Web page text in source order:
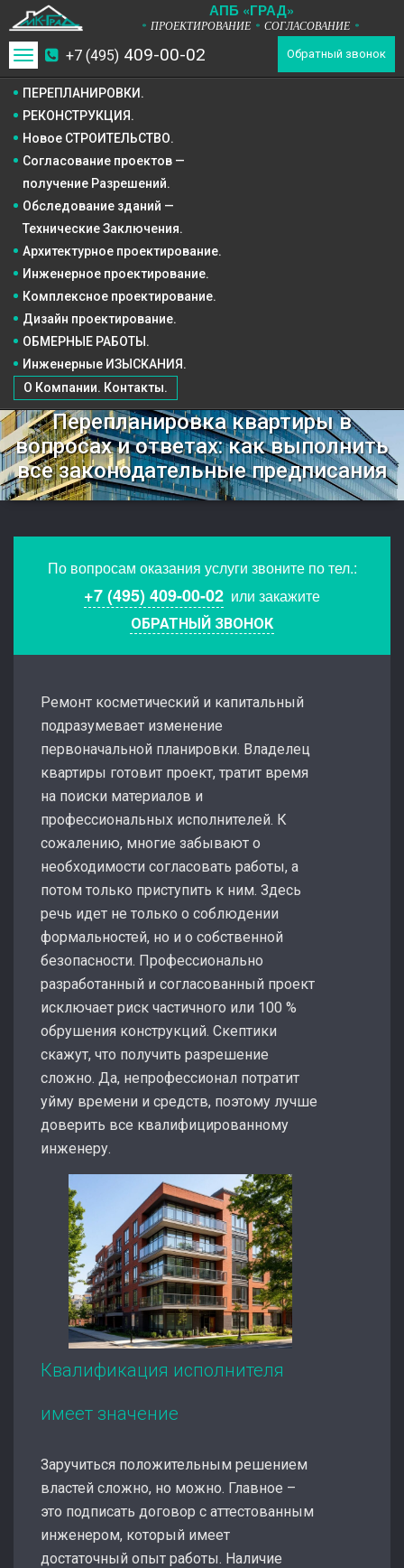
АПБ «ГРАД»
* ПРОЕКТИРОВАНИЕ * СОГЛАСОВАНИЕ *
+7 (495) 409-00-02 Обратный звонок
Toggle
navigation
ПЕРЕПЛАНИРОВКИ.
РЕКОНСТРУКЦИЯ.
Новое СТРОИТЕЛЬСТВО.
ОБМЕРНЫЕ РАБОТЫ.
Инженерные ИЗЫСКАНИЯ.
О Компании. Контакты.
Согласование проектов —
получение Разрешений.
Обследование зданий —
Технические Заключения.
Архитектурное проектирование.
Инженерное проектирование.
Комплексное проектирование.
Дизайн проектирование.
Перепланировка квартиры в
вопросах и ответах: как выполнить
все законодательные предписания
По вопросам оказания услуги звоните по тел.:
+7 (495) 409-00-02 или закажите
ОБРАТНЫЙ ЗВОНОК
Ремонт косметический и капитальный
подразумевает изменение
первоначальной планировки. Владелец
квартиры готовит проект, тратит время
на поиски материалов и
профессиональных исполнителей. К
сожалению, многие забывают о
необходимости согласовать работы, а
потом только приступить к ним. Здесь
речь идет не только о соблюдении
формальностей, но и о собственной
безопасности. Профессионально
разработанный и согласованный проект
исключает риск частичного или 100 %
обрушения конструкций. Скептики
скажут, что получить разрешение
сложно. Да, непрофессионал потратит
уйму времени и средств, поэтому лучше
доверить все квалифицированному
инженеру.
Квалификация исполнителя
имеет значение
Заручиться положительным решением
властей сложно, но можно. Главное –
это подписать договор с аттестованным
инженером, который имеет
достаточный опыт работы. Наличие